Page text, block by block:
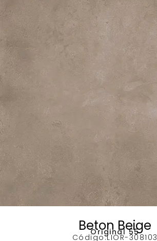
Beton Beige
Original 55
Código:LIOR-308103